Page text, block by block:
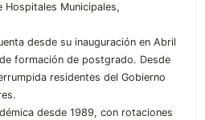
Hospitales Municipales,
desde su inauguración en Abril
formación de postgrado. Desde
residentes del Gobierno
desde 1989, con rotaciones